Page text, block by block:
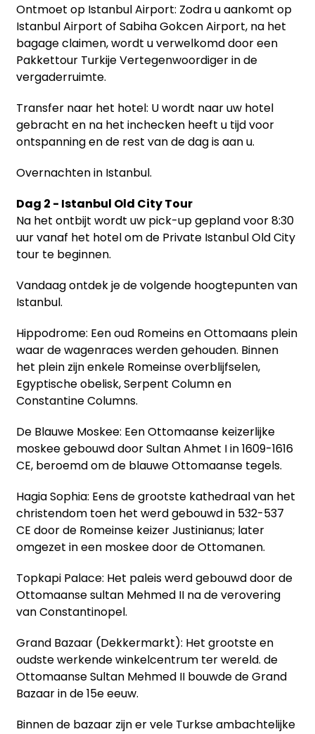
Ontmoet op Istanbul Airport: Zodra u aankomt op
Istanbul Airport of Sabiha Gokcen Airport, na het
bagage claimen, wordt u verwelkomd door een
Pakkettour Turkije Vertegenwoordiger in de
vergaderruimte.
Transfer naar het hotel: U wordt naar uw hotel
gebracht en na het inchecken heeft u tijd voor
ontspanning en de rest van de dag is aan u.
Overnachten in Istanbul.
Dag 2 - Istanbul Old City Tour
Na het ontbijt wordt uw pick-up gepland voor 8:30
uur vanaf het hotel om de Private Istanbul Old City
tour te beginnen.
Vandaag ontdek je de volgende hoogtepunten van
Istanbul.
Hippodrome: Een oud Romeins en Ottomaans plein
waar de wagenraces werden gehouden. Binnen
het plein zijn enkele Romeinse overblijfselen,
Egyptische obelisk, Serpent Column en
Constantine Columns.
De Blauwe Moskee: Een Ottomaanse keizerlijke
moskee gebouwd door Sultan Ahmet I in 1609-1616
CE, beroemd om de blauwe Ottomaanse tegels.
Hagia Sophia: Eens de grootste kathedraal van het
christendom toen het werd gebouwd in 532-537
CE door de Romeinse keizer Justinianus; later
omgezet in een moskee door de Ottomanen.
Topkapi Palace: Het paleis werd gebouwd door de
Ottomaanse sultan Mehmed II na de verovering
van Constantinopel.
Grand Bazaar (Dekkermarkt): Het grootste en
oudste werkende winkelcentrum ter wereld. de
Ottomaanse Sultan Mehmed II bouwde de Grand
Bazaar in de 15e eeuw.
Binnen de bazaar zijn er vele Turkse ambachtelijke